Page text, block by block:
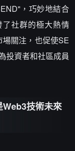
，巧妙地結合
社群的極大熱情
場關注，也促使SE
投資者和社區成員
技術未來